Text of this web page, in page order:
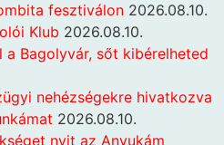
fesztiválon 2026.08.10.
Klub 2026.08.10.
a Bagolyvár, sőt kibérelheted
nehézségekre hivatkozva
2026.08.10.
nyit az Anyukám